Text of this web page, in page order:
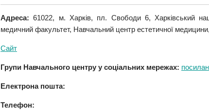
Адреса:61022, м. Харків, пл. Свободи 6, Харківський
медичний факультет, Навчальний центр естетичної
Сайт
Групи Навчального центру у соціальних мережах:
Електрона пошта:
Телефон: